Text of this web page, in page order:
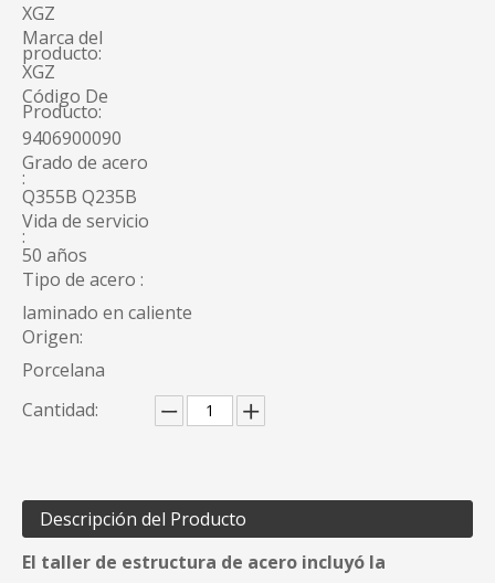
XGZ
Marca del
producto:
XGZ
Código De
Producto:
9406900090
Grado de acero
:
Q355B Q235B
Vida de servicio
:
50 años
Tipo de acero :
laminado en caliente
Origen:
Porcelana
Cantidad:
Descripción del Producto
El taller de estructura de acero incluyó la